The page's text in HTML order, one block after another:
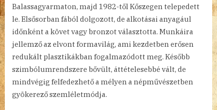
Balassagyarmaton, majd 1982-től Kőszegen telepedett
le. Elsősorban fából dolgozott, de alkotásai anyagául
időnként a követ vagy bronzot választotta. Munkáira
jellemző az elvont formavilág, ami kezdetben erősen
redukált plasztikákban fogalmazódott meg. Később
szimbólumrendszere bővült, áttételesebbé vált, de
mindvégig felfedezhető a mélyen a népművészetben
gyökerező szemléletmódja.